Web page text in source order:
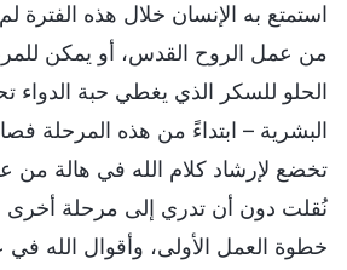
استمتع به الإنسان خلال هذه الفترة
من عمل الروح القدس، أو يمكن
الحلو للسكر الذي يغطي حبة الدواء
البشرية – ابتداءً من هذه المرحلة
تخضع لإرشاد كلام الله في هالة
نُقلت دون أن تدري إلى مرحلة أخرى
خطوة العمل الأولى، وأقوال الله